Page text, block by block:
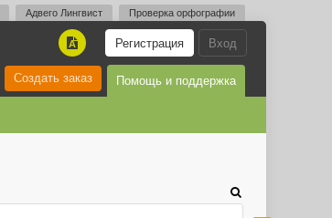
Адвего Лингвист Проверка орфографии
Вход
Регистрация
A
Помощь и поддержка
Создать заказ